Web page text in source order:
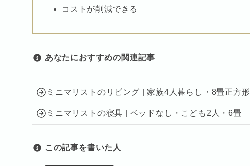
コストが削減できる
あなたにおすすめの関連記事
ミニマリストのリビング | 家族4人暮らし・8畳正方形
ミニマリストの寝具 | ベッドなし・こども2人・6畳
この記事を書いた人